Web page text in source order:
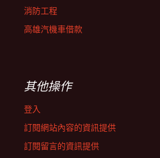
消防工程
高雄汽機車借款
其他操作
登入
訂閱網站內容的資訊提供
訂閱留言的資訊提供